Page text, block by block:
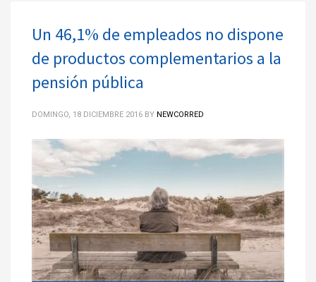
Un 46,1% de empleados no dispone
de productos complementarios a la
pensión pública
DOMINGO, 18 DICIEMBRE 2016 BY NEWCORRED